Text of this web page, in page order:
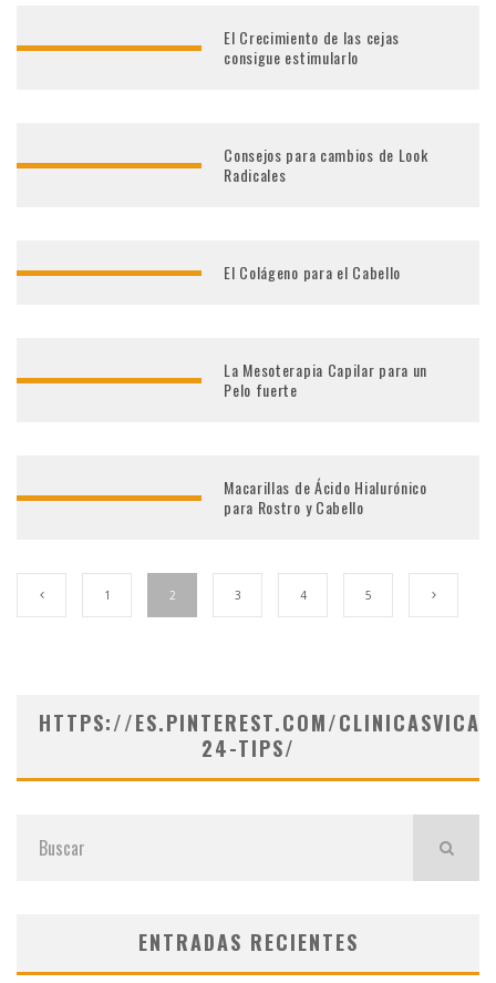
El Crecimiento de las cejas
consigue estimularlo
Consejos para cambios de Look
Radicales
El Colágeno para el Cabello
La Mesoterapia Capilar para un
Pelo fuerte
Macarillas de Ácido Hialurónico
para Rostro y Cabello
1 2 3 4 5
HTTPS://ES.PINTEREST.COM/
24-TIPS/
ENTRADAS RECIENTES